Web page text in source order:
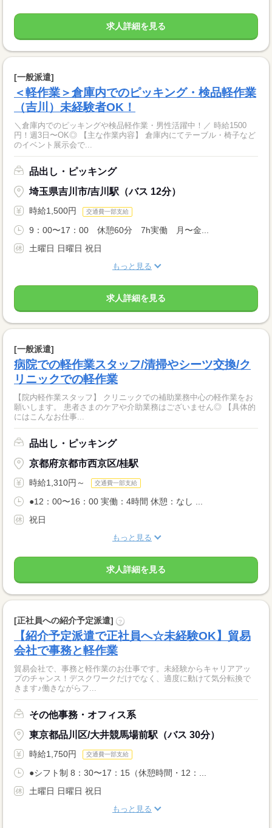
求人詳細を見る
[一般派遣]
＜軽作業＞倉庫内でのピッキング・検品軽作業
（吉川）未経験者OK！
＼倉庫内でのピッキングや検品軽作業・男性活躍中！／ 時給1500
円！週3日〜OK◎ 【主な作業内容】 倉庫内にてテーブル・椅子など
のイベント展示会で...
品出し・ピッキング
埼玉県吉川市/吉川駅（バス 12分）
時給1,500円 交通費一部支給
9：00〜17：00 休憩60分 7h実働 月〜金...
土曜日 日曜日 祝日
もっと見る
求人詳細を見る
[一般派遣]
病院での軽作業スタッフ/清掃やシーツ交換/ク
リニックでの軽作業
【院内軽作業スタッフ】 クリニックでの補助業務中心の軽作業をお
願いします。 患者さまのケアや介助業務はございません◎ 【具体的
にはこんなお仕事...
品出し・ピッキング
京都府京都市西京区/桂駅
時給1,310円～ 交通費一部支給
●12：00〜16：00 実働：4時間 休憩：なし ...
祝日
もっと見る
求人詳細を見る
[正社員への紹介予定派遣] ?
【紹介予定派遣で正社員へ☆未経験OK】貿易
会社で事務と軽作業
貿易会社で、事務と軽作業のお仕事です。未経験からキャリアアッ
プのチャンス！デスクワークだけでなく、適度に動けて気分転換で
きます♪働きながらフ...
その他事務・オフィス系
東京都品川区/大井競馬場前駅（バス 30分）
時給1,750円 交通費一部支給
●シフト制 8：30〜17：15（休憩時間・12：...
土曜日 日曜日 祝日
もっと見る